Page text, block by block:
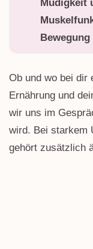
Müdigkeit
Ob und wo bei dir
Ernährung und
wir uns im
wird. Bei starkem
gehört zusätzlich